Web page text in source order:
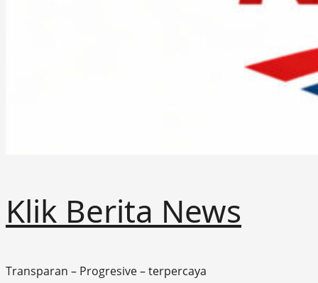
Klik Berita News
Transparan – Progresive – terpercaya